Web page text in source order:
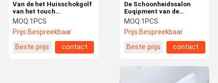
De Schoonheidssalon
Euqipment van de
Cryolipolysisems
Machine CRYO voor
Weilght-Verlies met 4
MOQ:1PCS
Prijs:Bespreekbaar
Beste prijs
contact
Van de het Huisschokgolf
van het touch
screenontwerp de
Therapiemachine voor
Erectiele
Dysfunctiebehandeling
MOQ:1PCS
Prijs:Bespreekbaar
Beste prijs
contact